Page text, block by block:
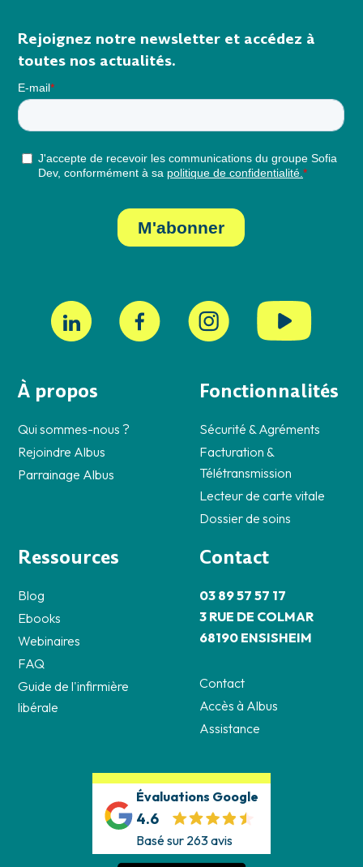
À propos
Qui sommes-nous ?
Rejoindre Albus
Parrainage Albus
Fonctionnalités
Sécurité & Agréments
Facturation &
Télétransmission
Lecteur de carte vitale
Dossier de soins
Ressources
Blog
Ebooks
Webinaires
FAQ
Guide de l'infirmière
libérale
Contact
03 89 57 57 17
3 RUE DE COLMAR
68190 ENSISHEIM
Contact
Accès à Albus
Assistance
Évaluations Google
4.6
Basé sur 263 avis
Rejoignez notre newsletter et accédez à
toutes nos actualités.